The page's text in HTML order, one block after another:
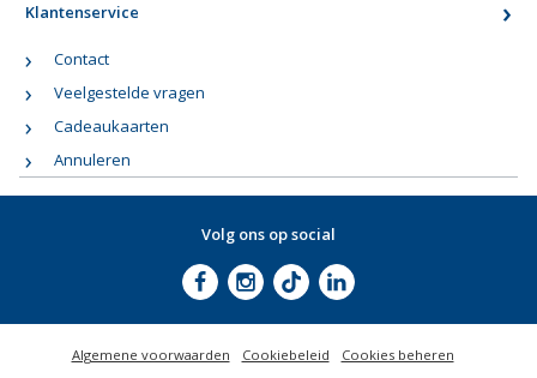
Klantenservice
Contact
Veelgestelde vragen
Cadeaukaarten
Annuleren
Volg ons op social
Algemene voorwaarden Cookiebeleid Cookies beheren